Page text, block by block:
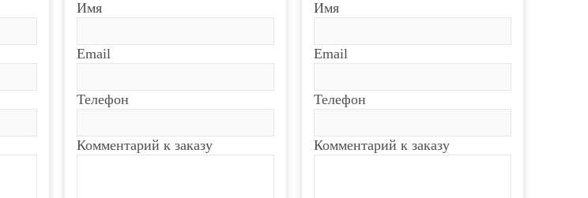
Имя
Email
Телефон
Комментарий к заказу
Имя
Email
Телефон
Комментарий к заказу